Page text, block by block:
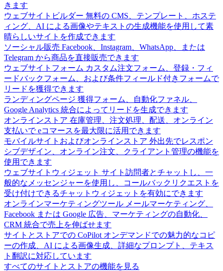
きます
ウェブサイトビルダー 無料の CMS、テンプレート、ホステ
ィング、AI による画像やテキストの生成機能を使用して素
晴らしいサイトを作成できます
ソーシャル販売 Facebook、Instagram、WhatsApp、または
Telegram から商品を直接販売できます
ウェブサイトフォーム カスタム注文フォーム、登録・フィ
ードバックフォーム、および条件フィールド付きフォームで
リードを獲得できます
ランディングページ 獲得フォーム、自動化ファネル、
Google Analytics 統合によってリードを生成できます
オンラインストア 在庫管理、注文処理、配送、オンライン
支払いで eコマースを最大限に活用できます
モバイルサイトおよびオンラインストア 外出先でレスポン
シブデザイン、オンライン注文、クライアント管理の機能を
使用できます
ウェブサイトウィジェット サイト訪問者とチャットし、一
般的なメッセンジャーを使用し、コールバックリクエストを
受け付けできるチャットウィジェットを有効にできます
オンラインマーケティングツール メールマーケティング、
Facebook または Google 広告、マーケティングの自動化、
CRM 統合で売上を伸ばせます
サイトとストアでの CoPilot オンデマンドでの魅力的なコピ
ーの作成、AI による画像生成、詳細なプロンプト、テキス
ト翻訳に対応しています
すべてのサイトとストアの機能を見る